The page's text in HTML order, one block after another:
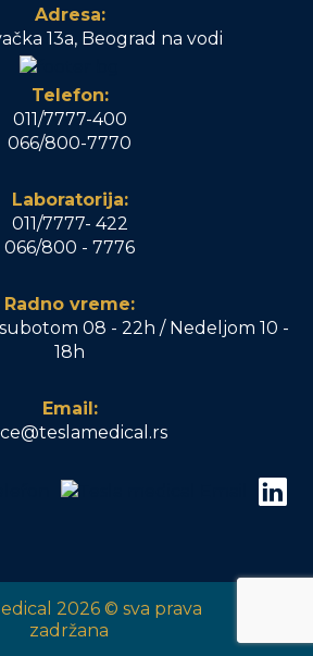
Adresa:
13a, Beograd na vodi
Telefon:
011/7777-400
066/800-7770
Laboratorija:
011/7777- 422
066/800 - 7776
Radno vreme:
08 - 22h / Nedeljom 10 -
18h
Email:
2026 © sva prava
zadržana